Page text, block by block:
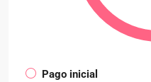
Pago inicial